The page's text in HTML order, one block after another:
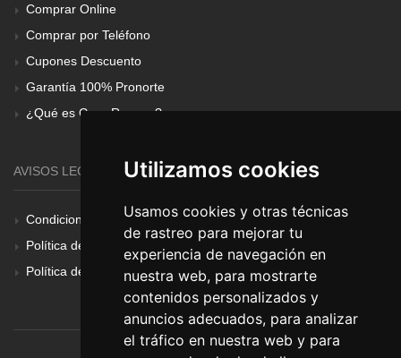
Utilizamos cookies
Usamos cookies y otras técnicas
de rastreo para mejorar tu
experiencia de navegación en
nuestra web, para mostrarte
contenidos personalizados y
anuncios adecuados, para analizar
el tráfico en nuestra web y para
Comprar Online
Comprar por Teléfono
Cupones Descuento
Garantía 100% Pronorte
¿Qué es Gear Renove?
AVISOS LEGALES
Condiciones Generales
Política de Cookies
Política de Privacidad